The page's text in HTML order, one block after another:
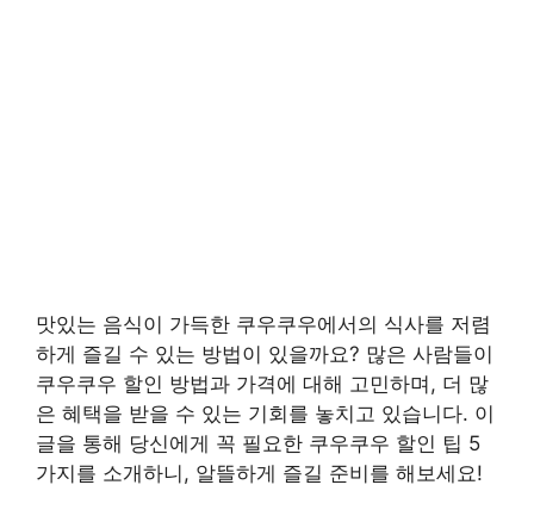
맛있는 음식이 가득한 쿠우쿠우에서의 식사를 저렴
하게 즐길 수 있는 방법이 있을까요? 많은 사람들이
쿠우쿠우 할인 방법과 가격에 대해 고민하며, 더 많
은 혜택을 받을 수 있는 기회를 놓치고 있습니다. 이
글을 통해 당신에게 꼭 필요한 쿠우쿠우 할인 팁 5
가지를 소개하니, 알뜰하게 즐길 준비를 해보세요!